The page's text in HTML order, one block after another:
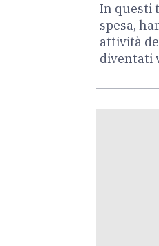
In questi
spesa,
attività
diventati